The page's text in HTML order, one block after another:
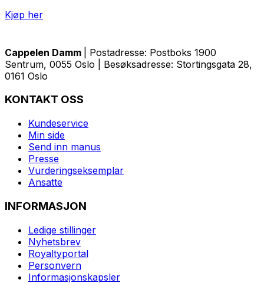
Kjøp her
Cappelen Damm
| Postadresse: Postboks 1900
Sentrum, 0055 Oslo | Besøksadresse: Stortingsgata 28,
0161 Oslo
KONTAKT OSS
Kundeservice
Min side
Send inn manus
Presse
Vurderingseksemplar
Ansatte
INFORMASJON
Ledige stillinger
Nyhetsbrev
Royaltyportal
Personvern
Informasjonskapsler